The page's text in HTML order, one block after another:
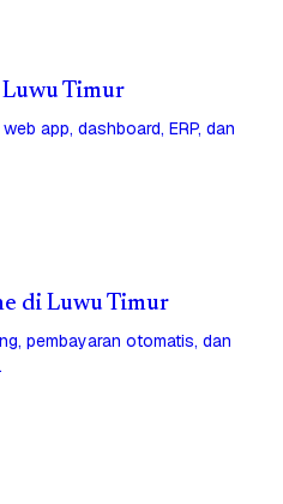
Timur
app, dashboard, ERP, dan
di Luwu Timur
pembayaran otomatis, dan